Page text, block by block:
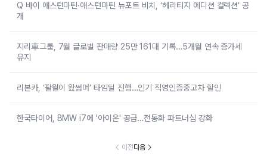
Q 바이 애스턴마틴·애스턴마틴 뉴포트 비치, ‘헤리티지 에디션 컬렉션’ 공
개
지리車그룹, 7월 글로벌 판매량 25만 161대 기록…5개월 연속 증가세
유지
리본카, ‘팔월이 왔썸머’ 타임딜 진행…인기 직영인증중고차 할인
한국타이어, BMW i7에 '아이온' 공급…전동화 파트너십 강화
이전다음